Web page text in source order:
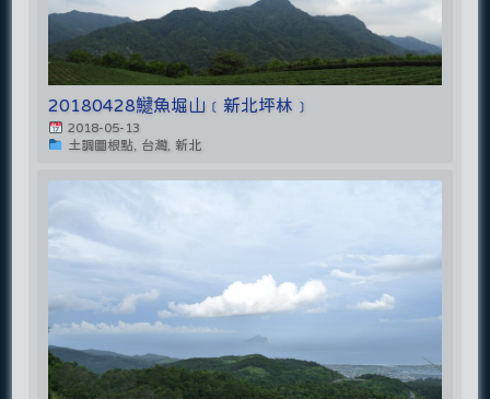
20180428𩻸魚堀山﹝新北坪林﹞
2018-05-13
土調圖根點, 台灣, 新北